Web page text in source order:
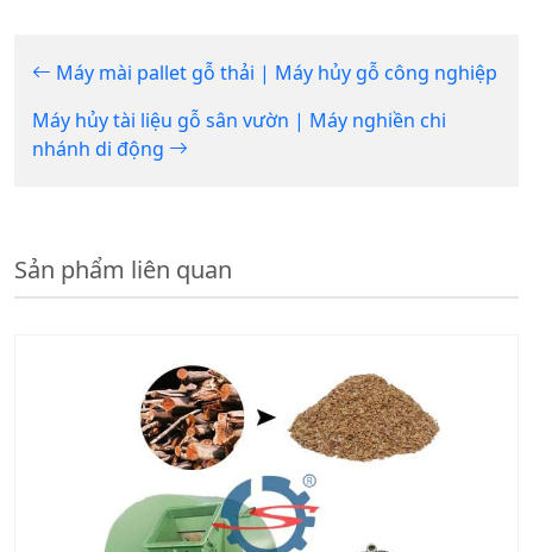
Máy mài pallet gỗ thải | Máy hủy gỗ công nghiệp
Máy hủy tài liệu gỗ sân vườn | Máy nghiền chi
nhánh di động
Sản phẩm liên quan